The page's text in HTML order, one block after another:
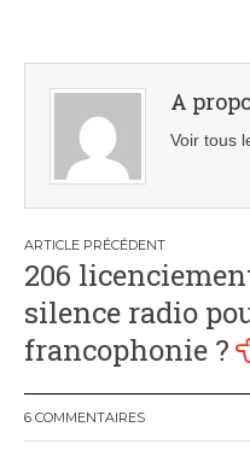
A
Voir tous
Navigation
de
l’article
206
silence radio
francophonie ?
6 COMMENTAIRES